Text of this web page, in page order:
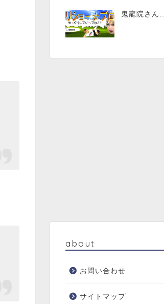
鬼龍院さん…
about
お問い合わせ
サイトマップ